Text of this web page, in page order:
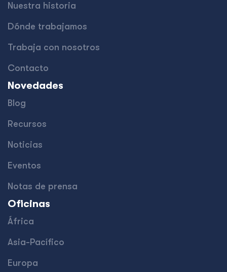
Nuestra historia
Dónde trabajamos
Trabaja con nosotros
Contacto
Novedades
Blog
Recursos
Noticias
Eventos
Notas de prensa
Oficinas
África
Asia-Pacífico
Europa